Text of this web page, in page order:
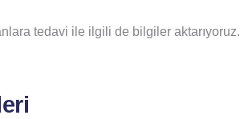
tedavi ile ilgili de bilgiler aktarıyoruz.